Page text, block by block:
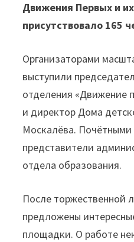
Движения Первых и
присутствовало 165
Организаторами
выступили
отделения «Движение
и директор Дома
Москалёва. Почётными
представители
отдела образования.
После торжественной
предложены
площадки. О работе